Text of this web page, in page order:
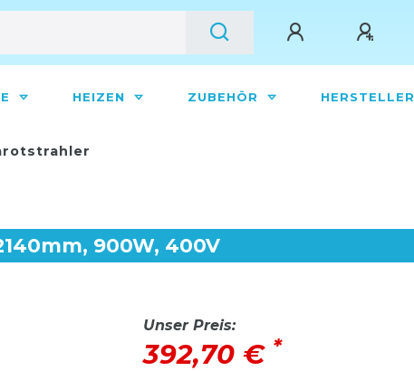
HEIZEN ZUBEHÖR HERSTELLER
900W, 400V
Unser Preis:
392,70 € *